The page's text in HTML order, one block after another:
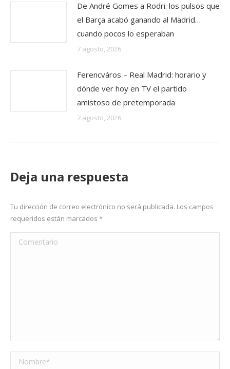
De André Gomes a Rodri: los pulsos que
el Barça acabó ganando al Madrid…
cuando pocos lo esperaban
7 agosto, 2026
Ferencváros – Real Madrid: horario y
dónde ver hoy en TV el partido
amistoso de pretemporada
7 agosto, 2026
Deja una respuesta
Tu dirección de correo electrónico no será publicada. Los campos
requeridos están marcados *
Comentario
Nombre *